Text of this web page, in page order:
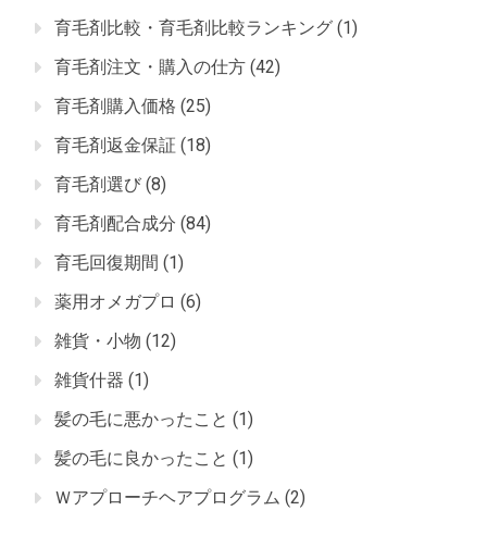
育毛剤比較・育毛剤比較ランキング (1)
育毛剤注文・購入の仕方 (42)
育毛剤購入価格 (25)
育毛剤返金保証 (18)
育毛剤選び (8)
育毛剤配合成分 (84)
育毛回復期間 (1)
薬用オメガプロ (6)
雑貨・小物 (12)
雑貨什器 (1)
髪の毛に悪かったこと (1)
髪の毛に良かったこと (1)
Ｗアプローチヘアプログラム (2)